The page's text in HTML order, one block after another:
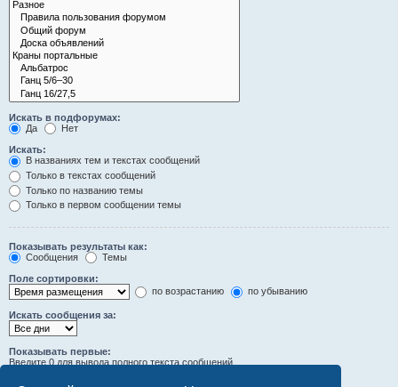
Искать в подфорумах:
Да
Нет
Искать:
В названиях тем и текстах сообщений
Только в текстах сообщений
Только по названию темы
Только в первом сообщении темы
Показывать результаты как:
Сообщения
Темы
Поле сортировки:
по возрастанию
по убыванию
Искать сообщения за:
Показывать первые:
Введите 0 для вывода полного текста сообщений.